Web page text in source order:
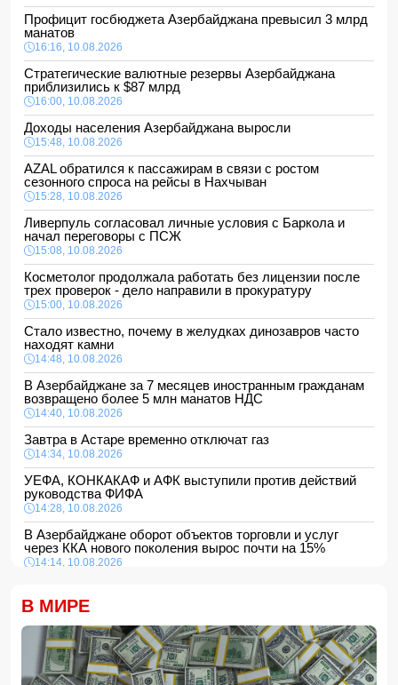
Профицит госбюджета Азербайджана превысил 3 млрд
манатов
16:16, 10.08.2026
Стратегические валютные резервы Азербайджана
приблизились к $87 млрд
16:00, 10.08.2026
Доходы населения Азербайджана выросли
15:48, 10.08.2026
AZAL обратился к пассажирам в связи с ростом
сезонного спроса на рейсы в Нахчыван
15:28, 10.08.2026
Ливерпуль согласовал личные условия с Баркола и
начал переговоры с ПСЖ
15:08, 10.08.2026
Косметолог продолжала работать без лицензии после
трех проверок - дело направили в прокуратуру
15:00, 10.08.2026
Стало известно, почему в желудках динозавров часто
находят камни
14:48, 10.08.2026
В Азербайджане за 7 месяцев иностранным гражданам
возвращено более 5 млн манатов НДС
14:40, 10.08.2026
Завтра в Астаре временно отключат газ
14:34, 10.08.2026
УЕФА, КОНКАКАФ и АФК выступили против действий
руководства ФИФА
14:28, 10.08.2026
В Азербайджане оборот объектов торговли и услуг
через ККА нового поколения вырос почти на 15%
14:14, 10.08.2026
Армении от оппозиции
В Сумгайыте 61-летний водитель умер за рулем
14:04, 10.08.2026
В МИРЕ